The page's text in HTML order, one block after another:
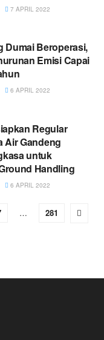
7 APRIL 2022
Dumai Beroperasi,
Emisi Capai
6 APRIL 2022
Regular
Air Gandeng
untuk
Handling
6 APRIL 2022
… 281